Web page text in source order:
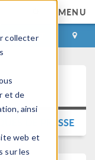
collecter
et de
ainsi
web et
sur les
MENU
CONTACT
DE PRESSE